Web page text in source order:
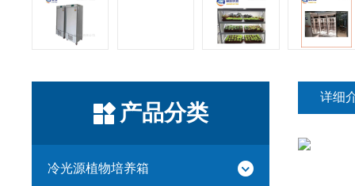
产品分类
冷光源植物培养箱
详细